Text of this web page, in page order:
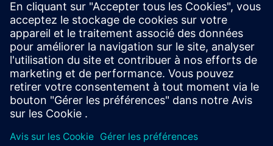
vSTAGE - Interactive 3D
Software solution that enables you to explain complex
industrial products, operations procedures, or services
concepts internally and towards customers in interactive
3D for Web, Tablet, PC, and VR.
En savoir plus